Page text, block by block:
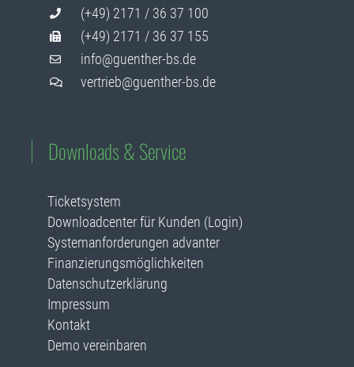
(+49) 2171 / 36 37 100
(+49) 2171 / 36 37 155
info@guenther-bs.de
vertrieb@guenther-bs.de
Downloads & Service
Ticketsystem
Downloadcenter für Kunden (Login)
Systemanforderungen advanter
Finanzierungsmöglichkeiten
Datenschutzerklärung
Impressum
Kontakt
Demo vereinbaren